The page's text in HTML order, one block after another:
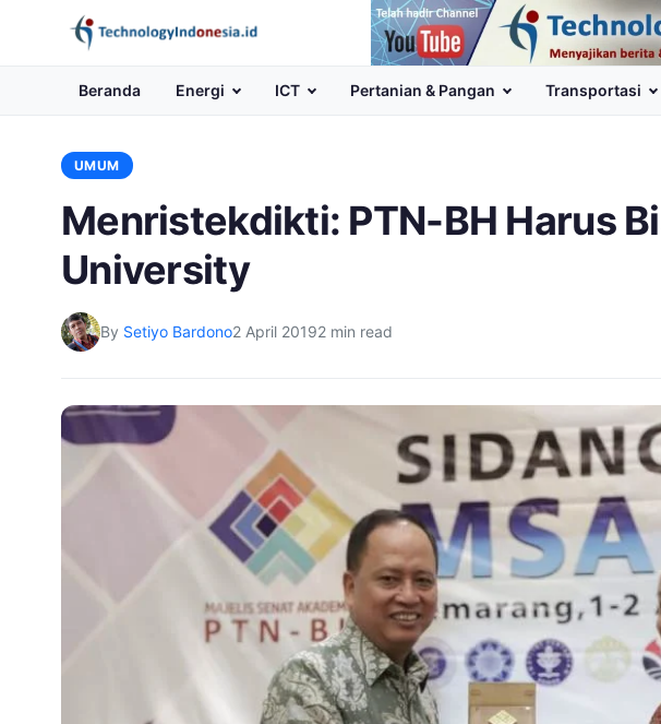
Channel
Youtube
Beranda Energi ICT Pertanian & Pangan Transportasi
UMUM
Menristekdikti: PTN-BH Harus
University
By Setiyo Bardono2 April 20192 min read